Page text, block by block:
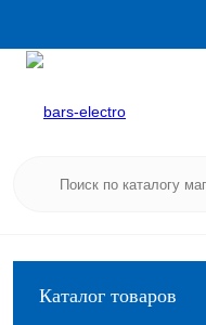
Каталог товаров